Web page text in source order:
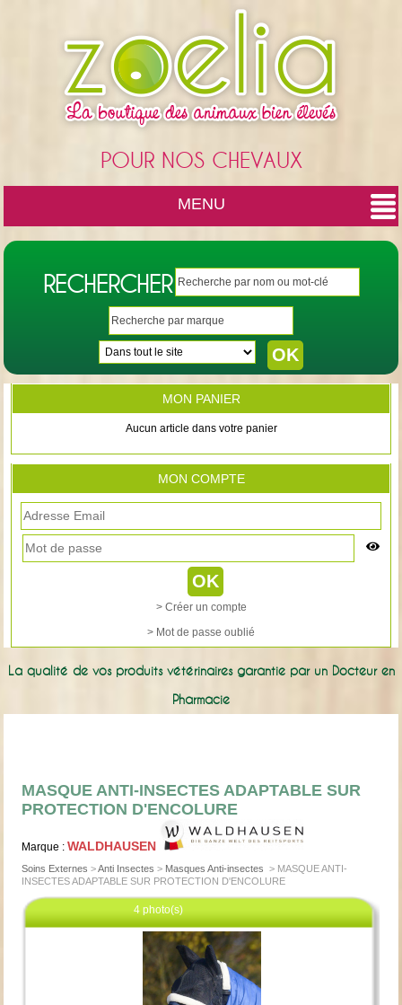
POUR NOS CHEVAUX
MENU
RECHERCHER
MON PANIER
Aucun article dans votre panier
MON COMPTE
> Créer un compte
> Mot de passe oublié
La qualité de vos produits vétérinaires garantie par un Docteur en
Pharmacie
MASQUE ANTI-INSECTES ADAPTABLE SUR
PROTECTION D'ENCOLURE
Marque :WALDHAUSEN
Soins Externes > Anti Insectes > Masques Anti-insectes > MASQUE ANTI-
INSECTES ADAPTABLE SUR PROTECTION D'ENCOLURE
4 photo(s)